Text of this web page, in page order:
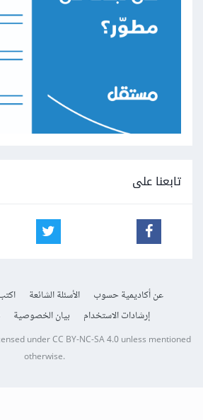
تابعنا على
عن أكاديمية حسوب الأسئلة الشائعة
إرشادات الاستخدام
بيان الخصوصية
underCC BY-NC-SA 4.0unless mentioned
otherwise.